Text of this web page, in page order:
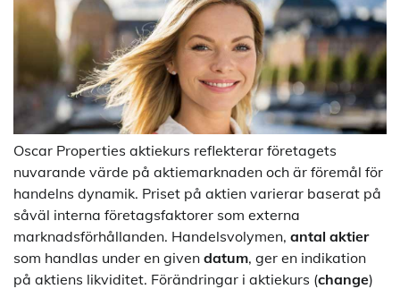
Oscar Properties aktiekurs reflekterar företagets
nuvarande värde på aktiemarknaden och är föremål för
handelns dynamik. Priset på aktien varierar baserat på
såväl interna företagsfaktorer som externa
marknadsförhållanden. Handelsvolymen, antal aktier
som handlas under en given datum, ger en indikation
på aktiens likviditet. Förändringar i aktiekurs (change)